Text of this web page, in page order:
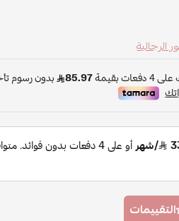
الرجالية
التقييمات